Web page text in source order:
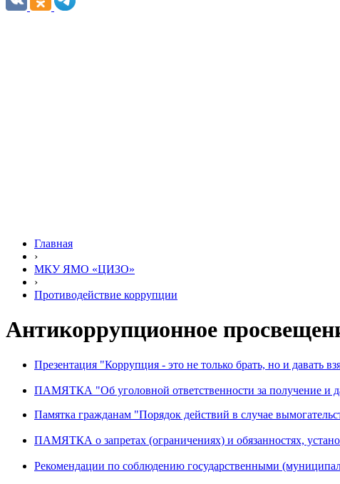
Главная
›
МКУ ЯМО «ЦИЗО»
›
Противодействие коррупции
Антикоррупционное
Презентация "Коррупция - это не только брать, но и давать
ПАМЯТКА "Об уголовной ответственности за получение и
Памятка гражданам "Порядок действий в случае
ПАМЯТКА о запретах (ограничениях) и обязанностях,
Рекомендации по соблюдению государственными